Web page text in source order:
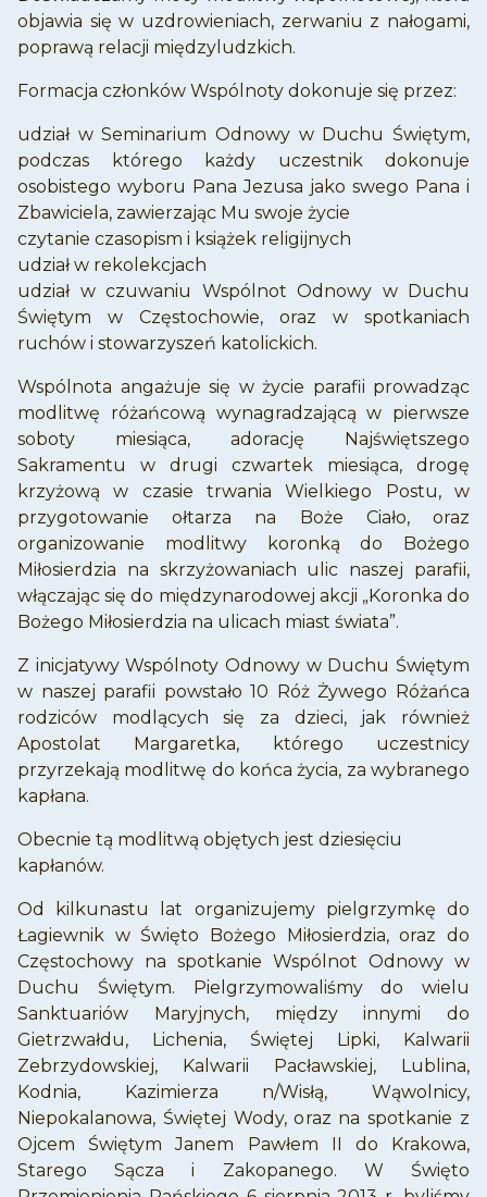
objawia się w uzdrowieniach, zerwaniu z nałogami,
poprawą relacji międzyludzkich.
Formacja członków Wspólnoty dokonuje się przez:
udział w Seminarium Odnowy w Duchu Świętym,
podczas którego każdy uczestnik dokonuje
osobistego wyboru Pana Jezusa jako swego Pana i
Zbawiciela, zawierzając Mu swoje życie
czytanie czasopism i książek religijnych
udział w rekolekcjach
udział w czuwaniu Wspólnot Odnowy w Duchu
Świętym w Częstochowie, oraz w spotkaniach
ruchów i stowarzyszeń katolickich.
Wspólnota angażuje się w życie parafii prowadząc
modlitwę różańcową wynagradzającą w pierwsze
soboty miesiąca, adorację Najświętszego
Sakramentu w drugi czwartek miesiąca, drogę
krzyżową w czasie trwania Wielkiego Postu, w
przygotowanie ołtarza na Boże Ciało, oraz
organizowanie modlitwy koronką do Bożego
Miłosierdzia na skrzyżowaniach ulic naszej parafii,
włączając się do międzynarodowej akcji „Koronka do
Bożego Miłosierdzia na ulicach miast świata”.
Z inicjatywy Wspólnoty Odnowy w Duchu Świętym
w naszej parafii powstało 10 Róż Żywego Różańca
rodziców modlących się za dzieci, jak również
Apostolat Margaretka, którego uczestnicy
przyrzekają modlitwę do końca życia, za wybranego
kapłana.
Obecnie tą modlitwą objętych jest dziesięciu
kapłanów.
Od kilkunastu lat organizujemy pielgrzymkę do
Łagiewnik w Święto Bożego Miłosierdzia, oraz do
Częstochowy na spotkanie Wspólnot Odnowy w
Duchu Świętym. Pielgrzymowaliśmy do wielu
Sanktuariów Maryjnych, między innymi do
Gietrzwałdu, Lichenia, Świętej Lipki, Kalwarii
Zebrzydowskiej, Kalwarii Pacławskiej, Lublina,
Kodnia, Kazimierza n/Wisłą, Wąwolnicy,
Niepokalanowa, Świętej Wody, oraz na spotkanie z
Ojcem Świętym Janem Pawłem II do Krakowa,
Starego Sącza i Zakopanego. W Święto